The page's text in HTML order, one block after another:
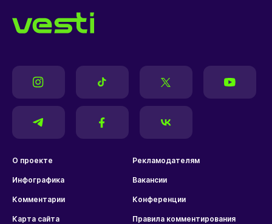
О проекте Рекламодателям
Инфографика Вакансии
Комментарии Конференции
Карта сайта Правила комментирования